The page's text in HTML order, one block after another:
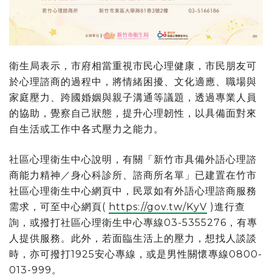
衛生局表示，市府相當重視市民心理健康，市民朋友可
於心理諮商的過程中，將情緒困擾、文化適應、職場與
家庭壓力、跨國婚姻與親子溝通等議題，透過專業人員
的協助，覺察自己狀態，提升心理韌性，以具備面對來
自生活或工作中各式壓力之能力。
社區心理衛生中心說明，有關「新竹市具備外語心理諮
商能力精神／身心科診所、諮商所名單」已建置在竹市
社區心理衛生中心網頁中，民眾如有外語心理諮商服務
需求，可至中心網頁( https://gov.tw/KyV )進行查
詢，或撥打社區心理衛生中心專線03-5355276，有專
人提供服務。此外，若面臨生活上的壓力，想找人談談
時，亦可撥打1925安心專線，或是男性關懷專線0800-
013-999。